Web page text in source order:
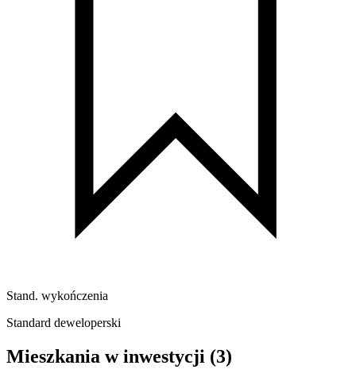
Stand. wykończenia
Standard deweloperski
Mieszkania w inwestycji (3)